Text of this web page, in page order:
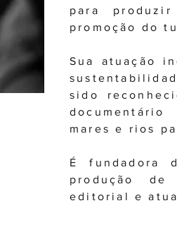
para
promoção do
Sua atuação
sido
mares e rios
É fundadora
produção
editorial e